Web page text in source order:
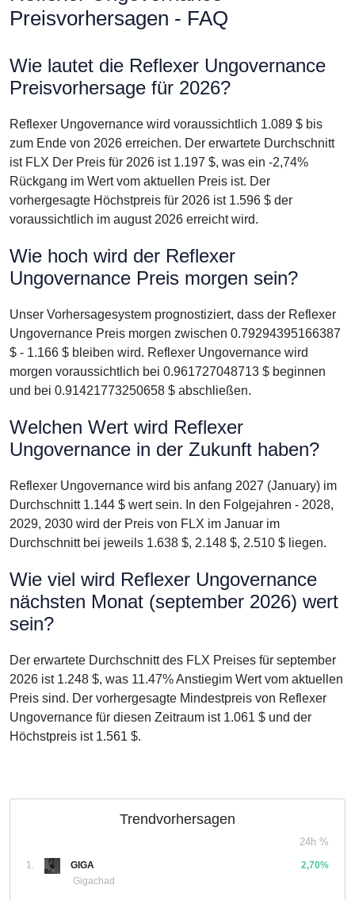
Preisvorhersagen - FAQ
Wie lautet die Reflexer Ungovernance
Preisvorhersage für 2026?
Reflexer Ungovernance wird voraussichtlich 1.089 $ bis
zum Ende von 2026 erreichen. Der erwartete Durchschnitt
ist FLX Der Preis für 2026 ist 1.197 $, was ein -2,74%
Rückgang im Wert vom aktuellen Preis ist. Der
vorhergesagte Höchstpreis für 2026 ist 1.596 $ der
voraussichtlich im august 2026 erreicht wird.
Wie hoch wird der Reflexer
Ungovernance Preis morgen sein?
Unser Vorhersagesystem prognostiziert, dass der Reflexer
Ungovernance Preis morgen zwischen 0.79294395166387
$ - 1.166 $ bleiben wird. Reflexer Ungovernance wird
morgen voraussichtlich bei 0.961727048713 $ beginnen
und bei 0.91421773250658 $ abschließen.
Welchen Wert wird Reflexer
Ungovernance in der Zukunft haben?
Reflexer Ungovernance wird bis anfang 2027 (January) im
Durchschnitt 1.144 $ wert sein. In den Folgejahren - 2028,
2029, 2030 wird der Preis von FLX im Januar im
Durchschnitt bei jeweils 1.638 $, 2.148 $, 2.510 $ liegen.
Wie viel wird Reflexer Ungovernance
nächsten Monat (september 2026) wert
sein?
Der erwartete Durchschnitt des FLX Preises für september
2026 ist 1.248 $, was 11.47% Anstiegim Wert vom aktuellen
Preis sind. Der vorhergesagte Mindestpreis von Reflexer
Ungovernance für diesen Zeitraum ist 1.061 $ und der
Höchstpreis ist 1.561 $.
Trendvorhersagen
24h %
1.
GIGA
Gigachad
2,70%